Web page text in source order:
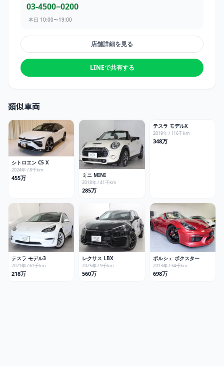
03-4500−0200
本日 10:00〜19:00
店舗詳細を見る
LINEで共有する
類似車両
シトロエン C5 X
2024年 /8千km
455万 ミニ MINI
2018年 /41千km
285万
テスラ モデルX
2019年 / 116千km
348万
テスラ モデル3
2021年 /61千km
218万
レクサス LBX
2025年 /9千km
560万
ポルシェ ボクスター
2013年 /34千km
698万